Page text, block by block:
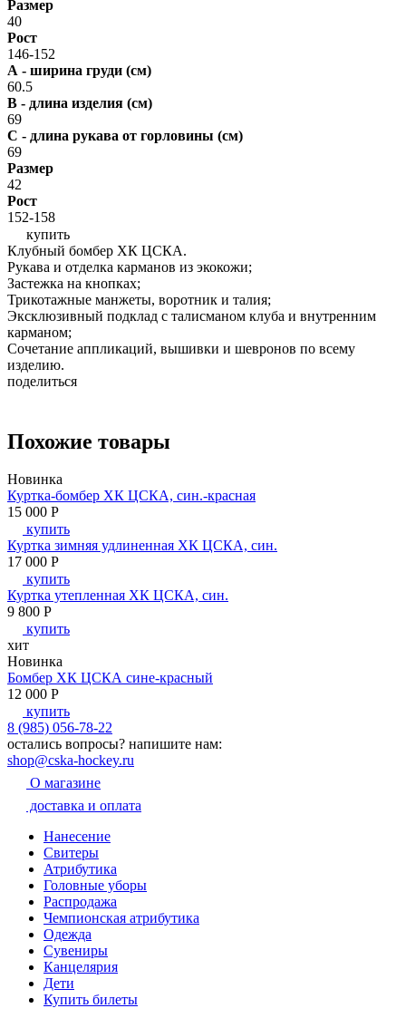
Размер
40
Рост
146-152
А - ширина груди (см)
60.5
В - длина изделия (см)
69
С - длина рукава от горловины (см)
69
Размер
42
Рост
152-158
купить
Клубный бомбер XК ЦСКА.
Рукава и отделка карманов из экокожи;
Застежка на кнопках;
Трикотажные манжеты, воротник и талия;
Эксклюзивный подклад с талисманом клуба и внутренним
карманом;
Сочетание аппликаций, вышивки и шевронов по всему
изделию.
поделиться
Похожие товары
Новинка
Куртка-бомбер ХК ЦСКА, син.-красная
15 000 P
купить
Куртка зимняя удлиненная ХК ЦСКА, син.
17 000 P
купить
Куртка утепленная ХК ЦСКА, син.
9 800 P
купить
хит
Новинка
Бомбер ХК ЦСКА сине-красный
12 000 P
купить
8 (985) 056-78-22
остались вопросы? напишите нам:
shop@cska-hockey.ru
О магазине
доставка и оплата
Нанесение
Свитеры
Атрибутика
Головные уборы
Распродажа
Чемпионская атрибутика
Одежда
Сувениры
Канцелярия
Дети
Купить билеты